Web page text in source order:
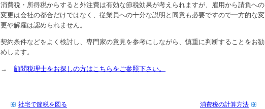
消費税・所得税からすると外注費は有効な節税効果が考えられますが、雇用から請負への
変更は会社の都合だけではなく、従業員への十分な説明と同意も必要ですので一方的な変
更や解雇は認められません。
契約条件などをよく検討し、専門家の意見を参考にしながら、慎重に判断することをお勧
めします。
→ 顧問税理士をお探しの方はこちらをご参照下さい。
社宅で節税を図る 消費税の計算方法